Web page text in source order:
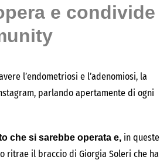
e condivide
l’endometriosi e l’adenomiosi, la
parlando apertamente di ogni
che si sarebbe operata e, in queste
ritrae il braccio di Giorgia Soleri che ha